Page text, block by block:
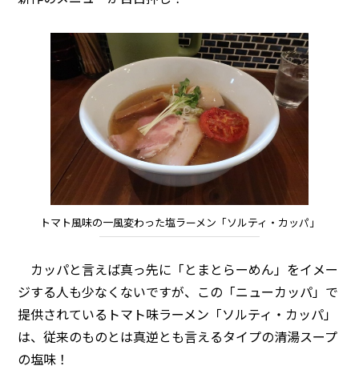
トマト風味の一風変わった塩ラーメン「ソルティ・カッパ」
カッパと言えば真っ先に「とまとらーめん」をイメー
ジする人も少なくないですが、この「ニューカッパ」で
提供されているトマト味ラーメン「ソルティ・カッパ」
は、従来のものとは真逆とも言えるタイプの清湯スープ
の塩味！